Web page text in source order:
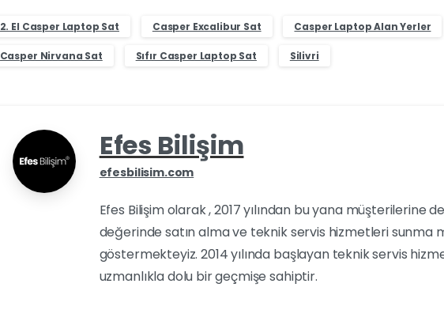
2. El Casper Laptop Sat Casper Excalibur Sat Casper Laptop Alan Yerler
Casper Nirvana Sat Sıfır Casper Laptop Sat Silivri
Efes Bilişim
efesbilisim.com
Efes Bilişim olarak , 2017 yılından bu yana müşterilerine
değerinde satın alma ve teknik servis hizmetleri sunma
göstermekteyiz. 2014 yılında başlayan teknik servis
uzmanlıkla dolu bir geçmişe sahiptir.